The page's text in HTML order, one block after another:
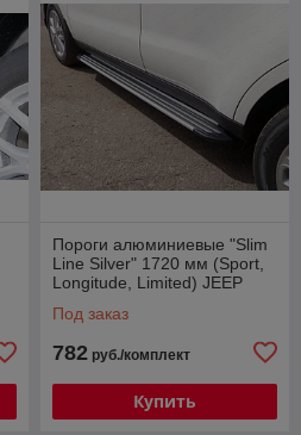
Пороги алюминиевые "Slim
Line Silver" 1720 мм (Sport,
Longitude, Limited) JEEP
Под заказ
782 руб./комплект
Купить